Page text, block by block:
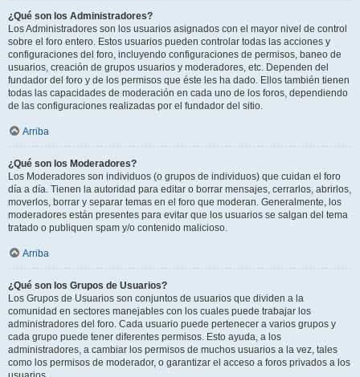
¿Qué son los Administradores?
Los Administradores son los usuarios asignados con el mayor nivel de control
sobre el foro entero. Estos usuarios pueden controlar todas las acciones y
configuraciones del foro, incluyendo configuraciones de permisos, baneo de
usuarios, creación de grupos usuarios y moderadores, etc. Dependen del
fundador del foro y de los permisos que éste les ha dado. Ellos también tienen
todas las capacidades de moderación en cada uno de los foros, dependiendo
de las configuraciones realizadas por el fundador del sitio.
Arriba
¿Qué son los Moderadores?
Los Moderadores son individuos (o grupos de individuos) que cuidan el foro
día a día. Tienen la autoridad para editar o borrar mensajes, cerrarlos, abrirlos,
moverlos, borrar y separar temas en el foro que moderan. Generalmente, los
moderadores están presentes para evitar que los usuarios se salgan del tema
tratado o publiquen spam y/o contenido malicioso.
Arriba
¿Qué son los Grupos de Usuarios?
Los Grupos de Usuarios son conjuntos de usuarios que dividen a la
comunidad en sectores manejables con los cuales puede trabajar los
administradores del foro. Cada usuario puede pertenecer a varios grupos y
cada grupo puede tener diferentes permisos. Esto ayuda, a los
administradores, a cambiar los permisos de muchos usuarios a la vez, tales
como los permisos de moderador, o garantizar el acceso a foros privados a los